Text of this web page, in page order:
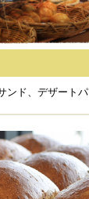
ンド、デザート